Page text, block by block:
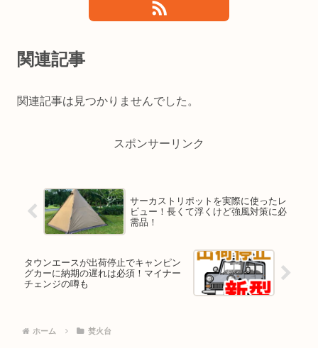
関連記事
関連記事は見つかりませんでした。
スポンサーリンク
サーカストリポットを実際に使ったレ
ビュー！長くて浮くけど強風対策に必
需品！
タウンエースが出荷停止でキャンピン
グカーに納期の遅れは必須！マイナー
チェンジの噂も
ホーム 焚火台